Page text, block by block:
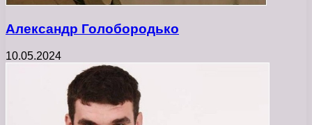
Александр Голобородько
10.05.2024